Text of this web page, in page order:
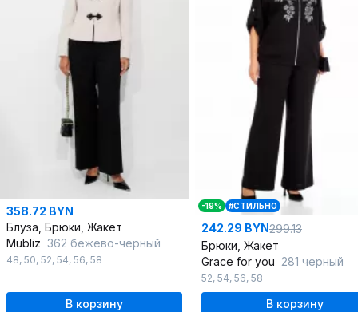
358.72 BYN
Блуза, Брюки, Жакет
Mubliz 362 бежево-черный
48, 50, 52, 54, 56, 58
В корзину
-19% #СТИЛЬНО
242.29 BYN299.13
Брюки, Жакет
Grace for you 281 черный
52, 54, 56, 58
В корзину